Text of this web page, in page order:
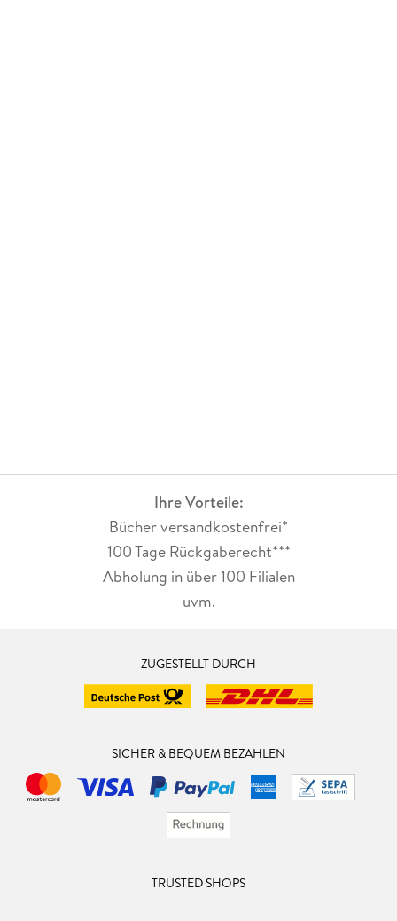
Ihre Vorteile:
Bücher versandkostenfrei*
100 Tage Rückgaberecht***
Abholung in über 100 Filialen
uvm.
ZUGESTELLT DURCH
SICHER & BEQUEM BEZAHLEN
TRUSTED SHOPS